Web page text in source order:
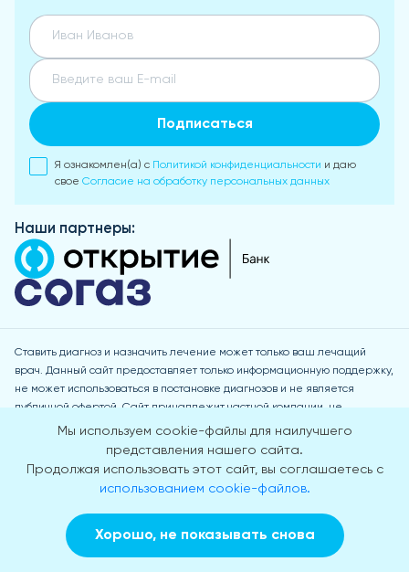
Подписаться
Я ознакомлен(а) с Политикой конфиденциальности и даю
свое Согласие на обработку персональных данных
Наши партнеры:
Ставить диагноз и назначить лечение может только ваш лечащий
врач. Данный сайт предоставляет только информационную поддержку,
не может использоваться в постановке диагнозов и не является
публичной офертой. Сайт принадлежит частной компании, не
размещающей на нём рекламу. Основная миссия сайта состоит в
оказании медицинской и информационной помощи больным. Сайт
принадлежит
Услуги оказываются по адресу: 115230 r. Москва, пр. Электролитный, д.
Медицинская организация не участвует в реализации программы
государственных гарантий бесплатного оказания гражданам
Мы используем cookie-файлы для наилучшего
представления нашего сайта.
Продолжая использовать этот сайт, вы соглашаетесь с
использованием cookie-файлов.
Хорошо, не показывать снова
Заказать звонок Вызвать врача на дом